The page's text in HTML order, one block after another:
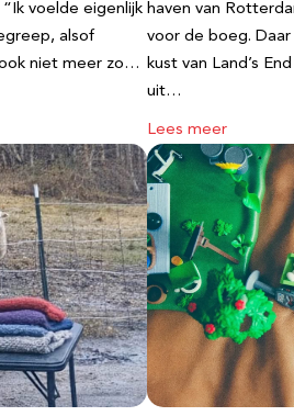
voelde eigenlijk
alsof
niet meer zo…
haven van
voor de boeg.
kust van Land’s
uit…
Lees meer